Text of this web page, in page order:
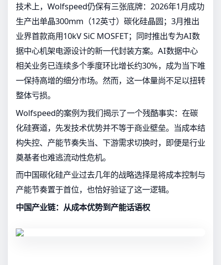
技术上，Wolfspeed仍保有三张底牌：2026年1月成功
生产出单晶300mm（12英寸）碳化硅晶圆；3月推出
业界首款商用10kV SiC MOSFET；同时推出专为AI数
据中心机架电源设计的新一代封装方案。AI数据中心
相关业务已连续多个季度环比增长约30%，成为当下唯
一保持高增的细分市场。然而，这一体量尚不足以扭转
整体亏损。
Wolfspeed的案例为我们揭示了一个残酷事实：在碳
化硅赛道，先发技术优势并不等于商业壁垒。当成本结
构失控、产能节奏失当、下游需求切换时，即便是行业
奠基者也难逃流动性危机。
而中国碳化硅产业过去几年的战略选择是将成本控制与
产能节奏置于首位，也恰好验证了这一逻辑。
中国产业链：从成本优势到产能话语权